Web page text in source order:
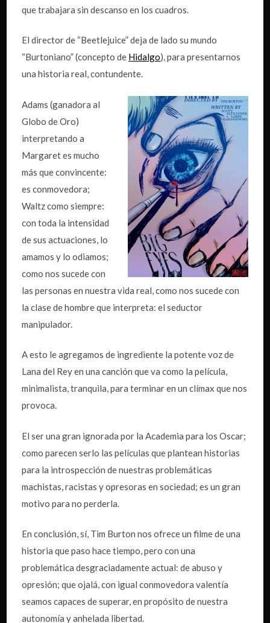
que trabajara sin descanso en los cuadros.
El director de “Beetlejuice” deja de lado su mundo
“Burtoniano” (concepto de Hidalgo), para presentarnos
una historia real, contundente.
Adams (ganadora al
Globo de Oro)
interpretando a
Margaret es mucho
más que convincente:
es conmovedora;
Waltz como siempre:
con toda la intensidad
de sus actuaciones, lo
amamos y lo odiamos;
como nos sucede con
las personas en nuestra vida real, como nos sucede con
la clase de hombre que interpreta: el seductor
manipulador.
A esto le agregamos de ingrediente la potente voz de
Lana del Rey en una canción que va como la película,
minimalista, tranquila, para terminar en un clímax que nos
provoca.
El ser una gran ignorada por la Academia para los Oscar;
como parecen serlo las películas que plantean historias
para la introspección de nuestras problemáticas
machistas, racistas y opresoras en sociedad; es un gran
motivo para no perderla.
En conclusión, sí, Tim Burton nos ofrece un filme de una
historia que paso hace tiempo, pero con una
problemática desgraciadamente actual: de abuso y
opresión; que ojalá, con igual conmovedora valentía
seamos capaces de superar, en propósito de nuestra
autonomía y anhelada libertad.